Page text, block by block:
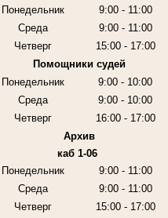
Понедельник
9:00 - 11:00
Среда
9:00 - 11:00
Четверг
15:00 - 17:00
Помощники судей
Понедельник
9:00 - 10:00
Среда
9:00 - 10:00
Четверг
16:00 - 17:00
Архив
каб 1-06
Понедельник
9:00 - 11:00
Среда
9:00 - 11:00
Четверг
15:00 - 17:00